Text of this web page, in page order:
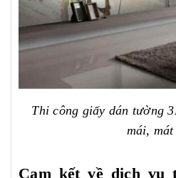
Thi công giấy dán tường
mái, mát
Cam kết về dịch vụ